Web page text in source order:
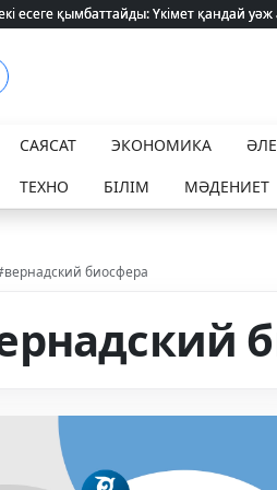
есеге қымбаттайды: Үкімет қандай
есеге қымбаттайды: Үкімет қандай
САЯСАТ ЭКОНОМИКА
ТЕХНО БІЛІМ МӘДЕНИЕТ
биосфера